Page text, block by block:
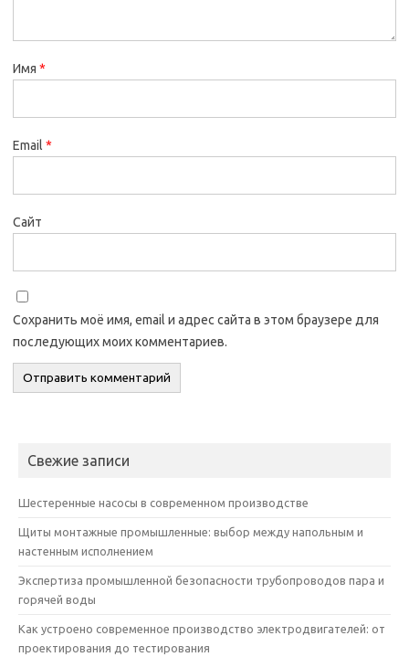
Имя *
Email *
Сайт
Сохранить моё имя, email и адрес сайта в этом браузере для
последующих моих комментариев.
Свежие записи
Шестеренные насосы в современном производстве
Щиты монтажные промышленные: выбор между напольным и
настенным исполнением
Экспертиза промышленной безопасности трубопроводов пара и
горячей воды
Как устроено современное производство электродвигателей: от
проектирования до тестирования